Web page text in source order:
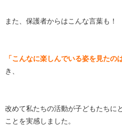
また、保護者からはこんな言葉も！
「こんなに楽しんでいる姿を見たの
き、
改めて私たちの活動が子どもたちに
ことを実感しました。